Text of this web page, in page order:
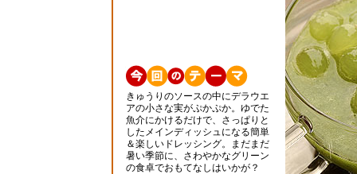
きゅうりのソースの中にデラウエ
アの小さな実がぷかぷか。ゆでた
魚介にかけるだけで、さっぱりと
したメインディッシュになる簡単
＆楽しいドレッシング。まだまだ
暑い季節に、さわやかなグリーン
の食卓でおもてなしはいかが？